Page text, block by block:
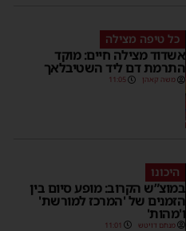
כל טיפה מצילה
אשדוד מצילה חיים: מוקד
התרמת דם ליד השטיבלאך
משה קאהן 11:05
היכונו
במוצ”ש הקרוב: מופע סיום בין
הזמנים של 'המרכז למורשת'
ו'מהות'
מנחם דויטש 11:01